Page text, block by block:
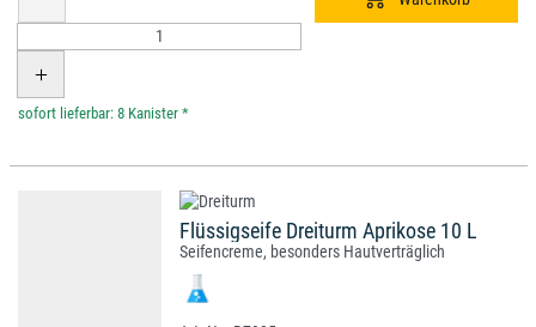
*
Flüssigseife Dreiturm Aprikose 10 L
Seifencreme, besonders Hautverträglich